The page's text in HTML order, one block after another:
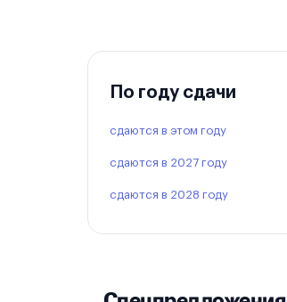
По году сдачи
сдаются в этом году
сдаются в 2027 году
сдаются в 2028 году